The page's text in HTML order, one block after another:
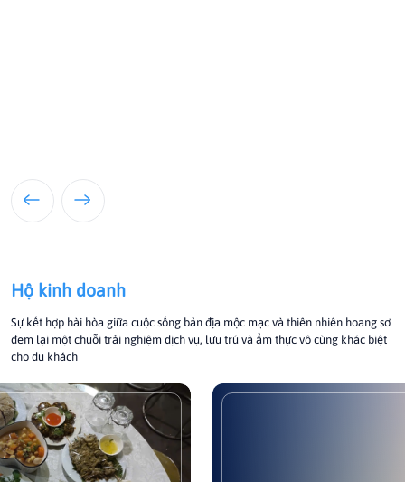
Hộ kinh doanh
Sự kết hợp hài hòa giữa cuộc sống bản địa mộc mạc và thiên nhiên hoang sơ
đem lại một chuỗi trải nghiệm dịch vụ, lưu trú và ẩm thực vô cùng khác biệt
cho du khách
Nhà nghỉ Diệp Hường
Nhà Nghỉ Diệp Hường là một cơ sở lưu trú bình dân tọa
thôn Hiền Hòa, xã Vinh Lộc, TP Huế, được nhiều khách
đánh giá cao về chất lượng cơ sở vật chất tốt trong tầm